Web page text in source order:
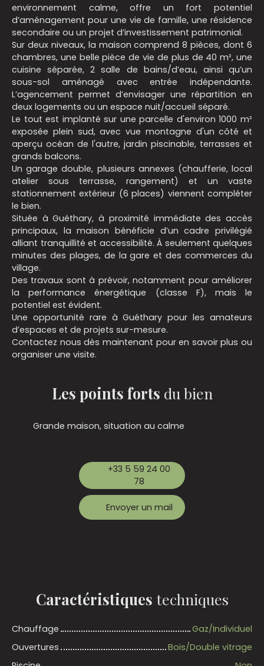
environnement calme, offre un fort potentiel
d’aménagement pour une vie de famille, une résidence
secondaire ou un projet d’investissement patrimonial.
Sur deux niveaux, la maison comprend 8 pièces, dont 6
chambres, une belle pièce de vie de plus de 40 m², une
cuisine séparée, 2 salle de bains/d’eau, ainsi qu’un
sous-sol aménagé avec entrée indépendante.
L’agencement permet d’envisager une répartition en
deux logements ou un espace nuit/accueil séparé.
Le tout est implanté sur une parcelle d'environ 1000 m²
exposée plein sud, avec vue montagne d'un côté et
aperçu océan de l'autre, jardin piscinable, terrasses et
grands balcons.
Un garage double, plusieurs annexes (chaufferie, local
atelier sous terrasse, rangement) et un vaste
stationnement extérieur (6 places) viennent compléter
le bien.
Située à Guéthary, à proximité immédiate des accès
principaux, la maison bénéficie d’un cadre privilégié
alliant tranquillité et accessibilité. À seulement quelques
minutes des plages, de la gare et des commerces du
village.
Des travaux sont à prévoir, notamment pour améliorer
la performance énergétique (classe F), mais le
potentiel est évident.
Une opportunité rare à Guéthary pour les amateurs
d’espaces et de projets sur-mesure.
Contactez nous dès maintenant pour en savoir plus ou
organiser une visite.
Les points forts du bien
Grande maison, situation au calme
+33 5 59 24 00
78
Envoyer un mail
Caractéristiques techniques
Chauffage
Gaz/Individuel
Ouvertures
Bois/Double vitrage